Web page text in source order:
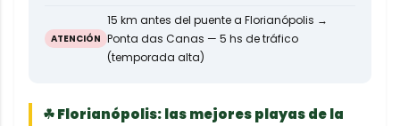
ATENCIÓN
15 km antes del puente a Florianópolis →
Ponta das Canas — 5 hs de tráfico
(temporada alta)
☘ Florianópolis: las mejores playas de la